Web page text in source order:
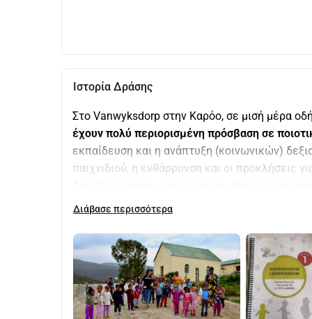
Ιστορία Δράσης
έχουν πολύ περιορισμένη πρόσβαση σε
εκπαίδευση και η ανάπτυξη (κοινωνικών)
παιχνιδιού, η ενθάρρυνση και οι προκλήσεις
ικανότητα, η γνωστική και η ικανότητα
μορφωτικών χρόνων δεν θεμελιωθεί αυτή η
πολύ περιορισμένο και δύσκολο τρόπο;
ούτε για την οικογένεια, ούτε για την
Η κυβέρνηση έχει μεν κανονισμούς στους
δρόμος για να φτάσουν εκεί αφήνεται στον
Διάβασε περισσότερα